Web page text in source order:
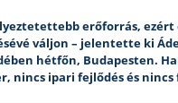
erőforrás,
váljon – jelentette ki
hétfőn, Budapesten.
nincs ipari fejlődés és